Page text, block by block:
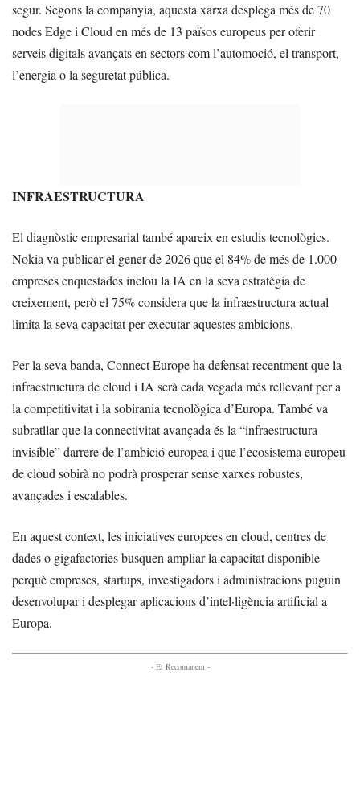
segur. Segons la companyia, aquesta xarxa desplega més de 70
nodes Edge i Cloud en més de 13 països europeus per oferir
serveis digitals avançats en sectors com l’automoció, el transport,
l’energia o la seguretat pública.
INFRAESTRUCTURA
El diagnòstic empresarial també apareix en estudis tecnològics.
Nokia va publicar el gener de 2026 que el 84% de més de 1.000
empreses enquestades inclou la IA en la seva estratègia de
creixement, però el 75% considera que la infraestructura actual
limita la seva capacitat per executar aquestes ambicions.
Per la seva banda, Connect Europe ha defensat recentment que la
infraestructura de cloud i IA serà cada vegada més rellevant per a
la competitivitat i la sobirania tecnològica d’Europa. També va
subratllar que la connectivitat avançada és la “infraestructura
invisible” darrere de l’ambició europea i que l’ecosistema europeu
de cloud sobirà no podrà prosperar sense xarxes robustes,
avançades i escalables.
En aquest context, les iniciatives europees en cloud, centres de
dades o gigafactories busquen ampliar la capacitat disponible
perquè empreses, startups, investigadors i administracions puguin
desenvolupar i desplegar aplicacions d’intel·ligència artificial a
Europa.
- Et Recomanem -